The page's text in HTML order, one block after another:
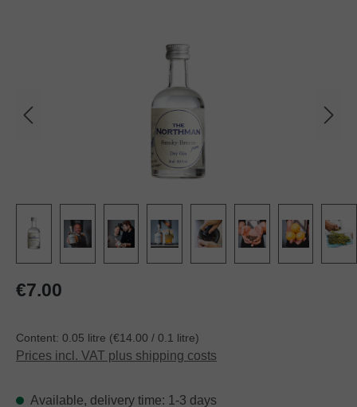
Regular price:
€7.00
Content: 0.05 litre (€14.00 / 0.1 litre)
Prices incl. VAT plus shipping costs
Available, delivery time: 1-3 days